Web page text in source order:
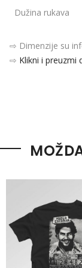
Dužina rukava
⇨ Dimenzije su
⇨ Klikni i preuzmi